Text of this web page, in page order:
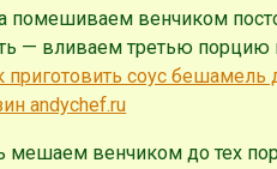
помешиваем венчиком
— вливаем третью порцию
мешаем венчиком до тех